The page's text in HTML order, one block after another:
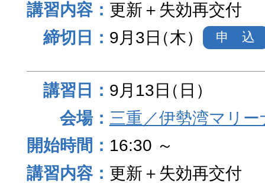
更新＋失効再交付
9月3日（木） 申 込
9月13日（日）
三重／伊勢湾マリー
16:30 ～
更新＋失効再交付